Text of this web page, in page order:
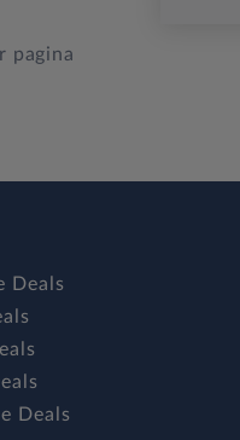
pagina
Deals
Deals